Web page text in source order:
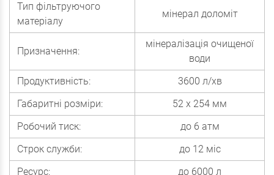
Тип фільтруючого
матеріалу
мінерал доломіт
Призначення:
мінералізація очищеної
води
Продуктивність:
3600 л/хв
Габаритні розміри:
52 х 254 мм
Робочий тиск:
до 6 атм
Строк служби:
до 12 міс
Ресурс:
до 6000 л